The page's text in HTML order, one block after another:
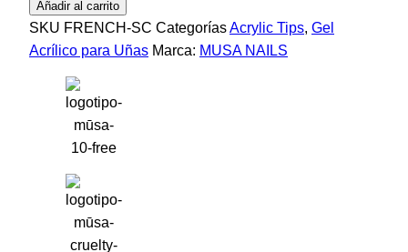
Añadir al carrito
SKU FRENCH-SC CategoríasAcrylic Tips, Gel
Acrílico para Uñas Marca: MUSA NAILS